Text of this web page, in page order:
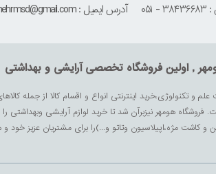
آدرس ایمیل : houmehrmsd@gmail.com
, اولین فروشگاه تخصصی آرایشی و بهداشتی
علم و تکنولوژی،خرید اینترنتی انواع و اقسام کالا از جمله
فروشگاه هومهر نیزبرآن شد تا خرید لوازم آرایشی
و کاشت مژه،اپیلاسیون وتاتو و...)را برای مشتریان عزیز